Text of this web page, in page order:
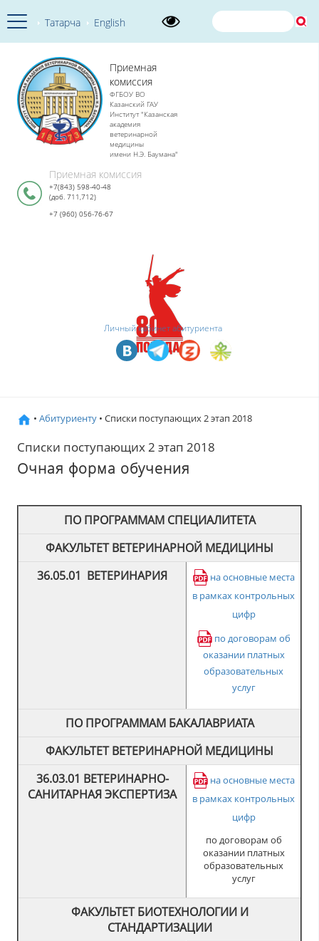
Татарча English
Приемная
комиссия
ФГБОУ ВО
Казанский ГАУ
Институт "Казанская
академия
ветеринарной
медицины
имени Н.Э. Баумана"
Приемная комиссия
+7(843) 598-40-48
(доб. 711,712)
+7 (960) 056-76-67
Личный кабинет абитуриента
• Абитуриенту • Списки поступающих 2 этап 2018
Списки поступающих 2 этап 2018
Очная форма обучения
ПО ПРОГРАММАМ СПЕЦИАЛИТЕТА
ФАКУЛЬТЕТ ВЕТЕРИНАРНОЙ МЕДИЦИНЫ
36.05.01 ВЕТЕРИНАРИЯ
на основные места
в рамках контрольных
цифр
по договорам об
оказании платных
образовательных
услуг
ПО ПРОГРАММАМ БАКАЛАВРИАТА
ФАКУЛЬТЕТ ВЕТЕРИНАРНОЙ МЕДИЦИНЫ
36.03.01 ВЕТЕРИНАРНО-
САНИТАРНАЯ ЭКСПЕРТИЗА
на основные места
в рамках контрольных
цифр
по договорам об
оказании платных
образовательных
услуг
ФАКУЛЬТЕТ БИОТЕХНОЛОГИИ И
СТАНДАРТИЗАЦИИ